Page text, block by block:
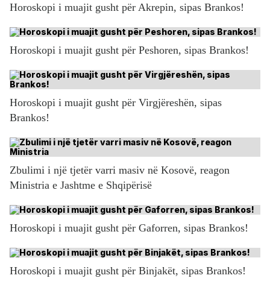
Horoskopi i muajit gusht për Akrepin, sipas Brankos!
Horoskopi i muajit gusht për Peshoren, sipas Brankos!
Horoskopi i muajit gusht për Virgjëreshën, sipas
Brankos!
Zbulimi i një tjetër varri masiv në Kosovë, reagon
Ministria e Jashtme e Shqipërisë
Horoskopi i muajit gusht për Gaforren, sipas Brankos!
Horoskopi i muajit gusht për Binjakët, sipas Brankos!